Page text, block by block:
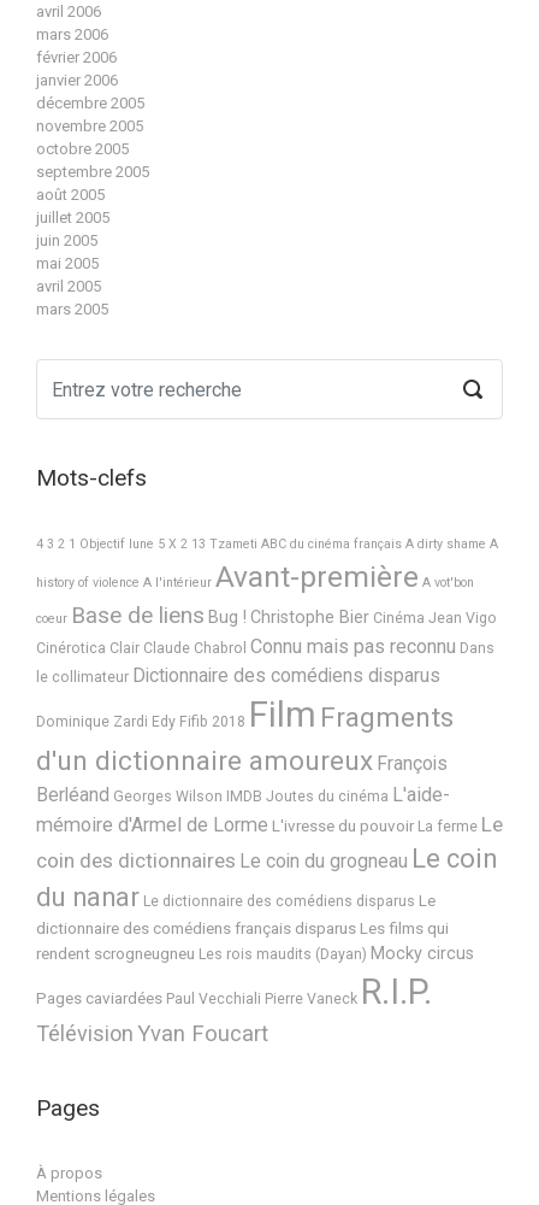
avril 2006
mars 2006
février 2006
janvier 2006
décembre 2005
novembre 2005
octobre 2005
septembre 2005
août 2005
juillet 2005
juin 2005
mai 2005
avril 2005
mars 2005
Mots-clefs
4 3 2 1 Objectif lune 5 X 2 13 Tzameti ABC du cinéma français A dirty shame A
history of violence A l'intérieur Avant-première A vot'bon
coeur Base de liens Bug ! Christophe Bier Cinéma Jean Vigo
Cinérotica Clair Claude Chabrol Connu mais pas reconnu Dans
le collimateur Dictionnaire des comédiens disparus
Dominique Zardi Edy Fifib 2018 Film Fragments
d'un dictionnaire amoureux François
Berléand Georges Wilson IMDB Joutes du cinéma L'aide-
mémoire d'Armel de Lorme L'ivresse du pouvoir La ferme Le
coin des dictionnaires Le coin du grogneau Le coin
du nanar Le dictionnaire des comédiens disparus Le
dictionnaire des comédiens français disparus Les films qui
rendent scrogneugneu Les rois maudits (Dayan) Mocky circus
Pages caviardées Paul Vecchiali Pierre Vaneck R.I.P.
TélévisionYvan Foucart
Pages
À propos
Mentions légales